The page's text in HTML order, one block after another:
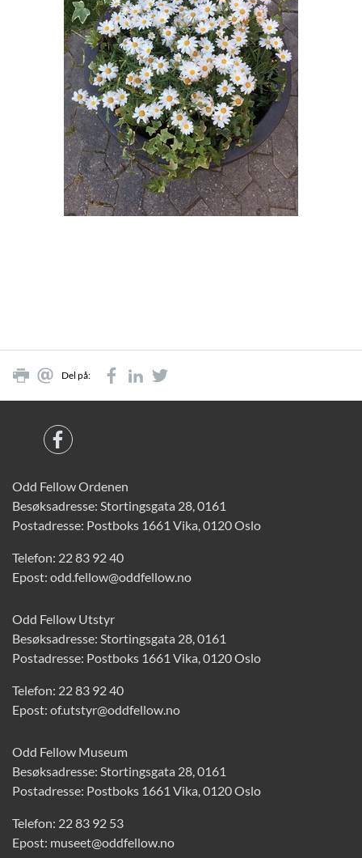
Del på:
Odd Fellow Ordenen
Besøksadresse: Stortingsgata 28, 0161
Postadresse: Postboks 1661 Vika, 0120 Oslo
Telefon: 22 83 92 40
Epost: odd.fellow@oddfellow.no
Odd Fellow Utstyr
Besøksadresse: Stortingsgata 28, 0161
Postadresse: Postboks 1661 Vika, 0120 Oslo
Telefon: 22 83 92 40
Epost: of.utstyr@oddfellow.no
Odd Fellow Museum
Besøksadresse: Stortingsgata 28, 0161
Postadresse: Postboks 1661 Vika, 0120 Oslo
Telefon: 22 83 92 53
Epost: museet@oddfellow.no